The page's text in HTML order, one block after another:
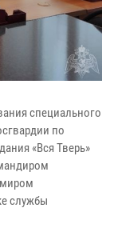
специального
по
«Вся Тверь»
службы